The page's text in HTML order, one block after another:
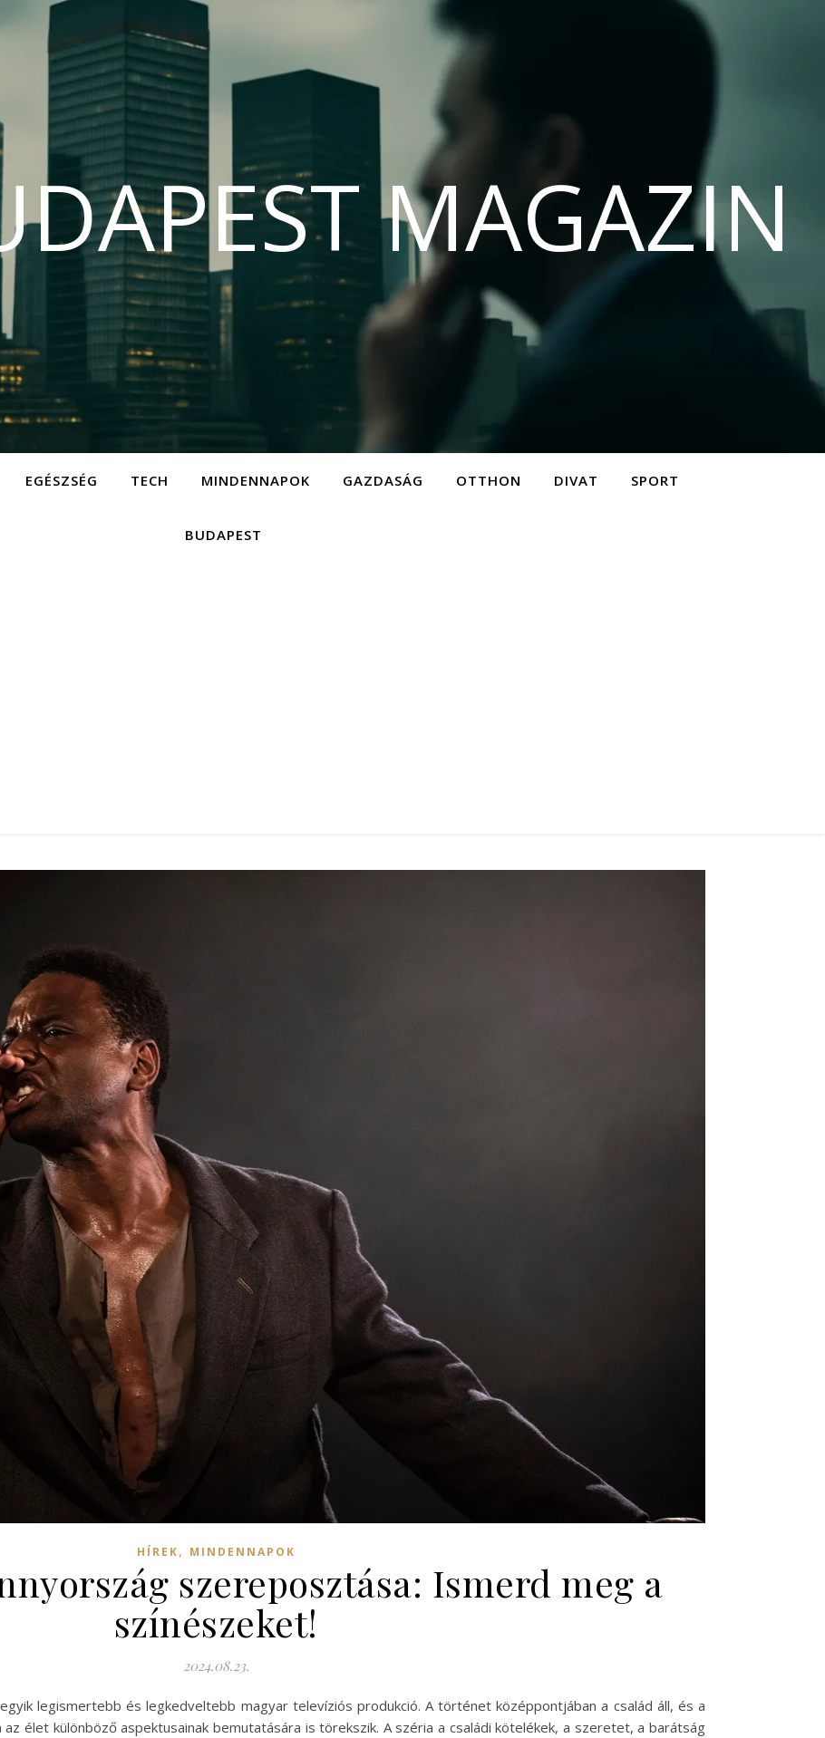
MAGAZIN
EGÉSZSÉG TECH MINDENNAPOK GAZDASÁG OTTHON DIVAT SPORT
BUDAPEST
HÍREK, MINDENNAPOK
szereposztása: Ismerd meg a
színészeket!
2024.08.23.
legismertebb és legkedveltebb magyar televíziós produkció. A történet középpontjában a család áll, és a
élet különböző aspektusainak bemutatására is törekszik. A széria a családi kötelékek, a szeretet, a barátság